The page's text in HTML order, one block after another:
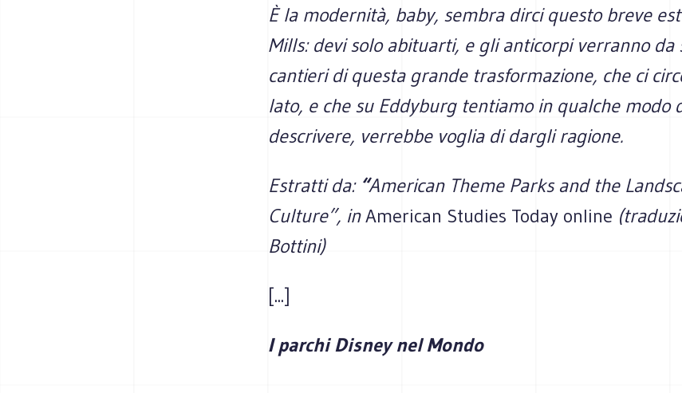
È la modernità, baby, sembra dirci questo breve
Mills: devi solo abituarti, e gli anticorpi verranno da
cantieri di questa grande trasformazione, che ci
lato, e che su Eddyburg tentiamo in qualche modo
descrivere, verrebbe voglia di dargli ragione.
Estratti da: “American Theme Parks and the
Culture”, inAmerican Studies Today online
Bottini)
[...]
I parchi Disney nel Mondo